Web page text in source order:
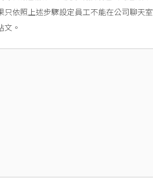
依照上述步驟設定員工不能在公司聊天室
文。